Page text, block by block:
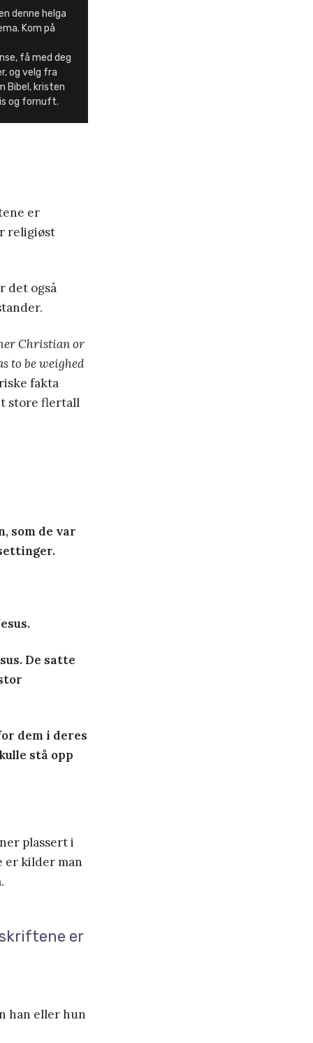
denne helga
Kom på
få med deg
og velg fra
Bibel, kristen
og fornuft.
er
religiøst
det også
Christian or
to be weighed
fakta
store flertall
som de var
De satte
dem i deres
stå opp
plassert i
er kilder man
er
han eller hun